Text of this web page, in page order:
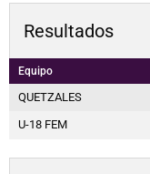
Resultados
Equipo
QUETZALES
U-18 FEM